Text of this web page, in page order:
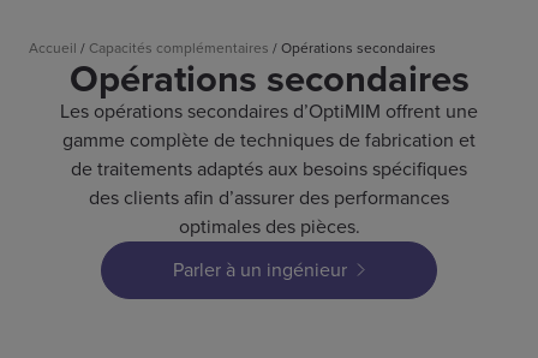
Accueil / Capacités complémentaires /Opérations secondaires
Opérations secondaires
Les opérations secondaires d’OptiMIM offrent une
gamme complète de techniques de fabrication et
de traitements adaptés aux besoins spécifiques
des clients afin d’assurer des performances
optimales des pièces.
Parler à un ingénieur